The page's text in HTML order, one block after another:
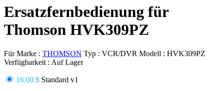
Ersatzfernbedienung für
Thomson HVK309PZ
Für Marke : THOMSON Typ : VCR/DVR Modell : HVK309PZ
Verfügbarkeit : Auf Lager
16.00 $ Standard v1